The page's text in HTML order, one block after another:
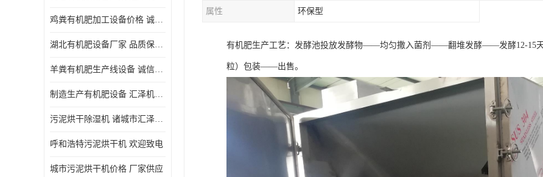
鸡粪有机肥加工设备价格 诚信卖家 致电了解
湖北有机肥设备厂家 品质保障 欢迎咨询
羊粪有机肥生产线设备 诚信卖家 致电了解
制造生产有机肥设备 汇泽机械 免费报价
污泥烘干除湿机 诸城市汇泽机械有限公司
呼和浩特污泥烘干机 欢迎致电
城市污泥烘干机价格 厂家供应
属性 环保型
有机肥生产工艺：发酵池投放发酵物——均匀撒入菌剂——翻堆发酵——发酵
粒）包装——出售。